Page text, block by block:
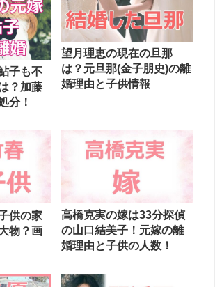
子も不
？加藤
分！
望月理恵の現在の旦那
は？元旦那(金子朋史)の離
婚理由と子供情報
供の家
物？画
高橋克実の嫁は33分探偵
の山口結美子！元嫁の離
婚理由と子供の人数！